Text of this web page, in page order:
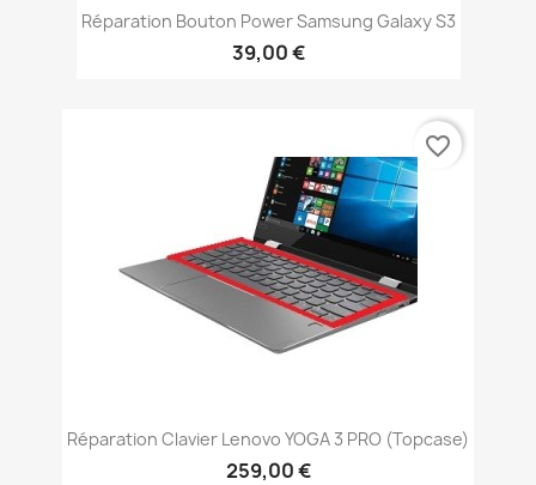
Réparation Bouton Power Samsung Galaxy S3
39,00 €
Réparation Clavier Lenovo YOGA 3 PRO (topcase)
259,00 €
favorite_border